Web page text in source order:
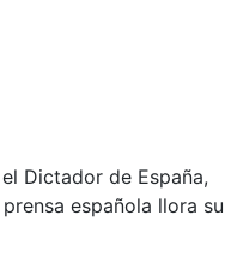
Dictador de España,
española llora su